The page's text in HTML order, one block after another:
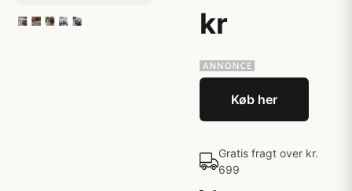
kr
Køb her
Gratis fragt over kr.
699